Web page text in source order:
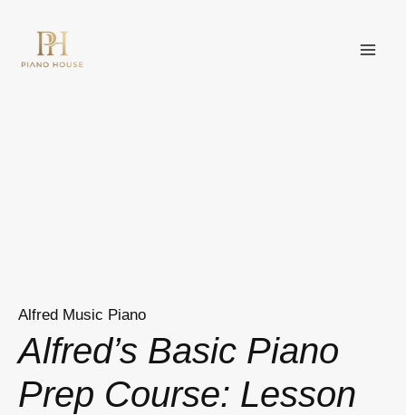
Alfred Music Piano
Alfred’s Basic Piano
Prep Course: Lesson